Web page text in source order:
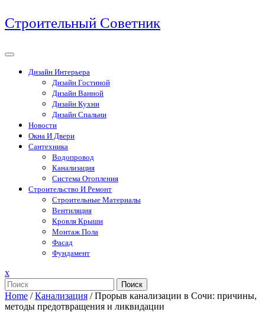
Перейти
к
Строительный Советник
Дизайн Интерьера
Дизайн Гостиной
Дизайн Ванной
Дизайн Кухни
Дизайн Спальни
Новости
Окна И Двери
Сантехника
Водопровод
Канализация
Система Отопления
Строительство И Ремонт
Строительные Материалы
Вентиляция
Кровля Крыши
Монтаж Пола
Фасад
Фундамент
xЗакрыть
меню
Поиск
Home /Канализация /Прорыв канализации в Сочи: причины,
методы предотвращения и ликвидации